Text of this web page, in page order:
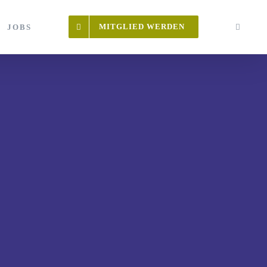
JOBS MITGLIED WERDEN